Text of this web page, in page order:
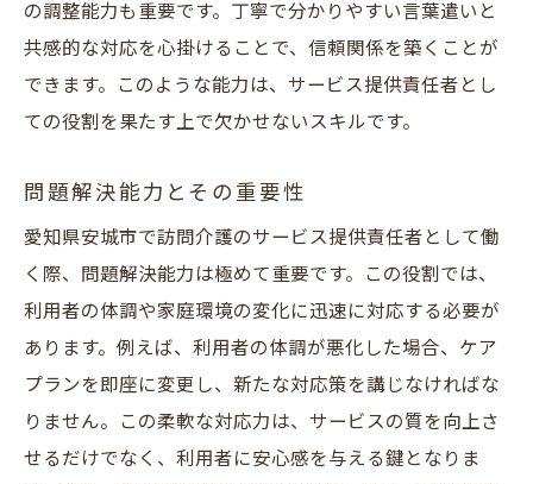
の調整能力も重要です。丁寧で分かりやすい言葉遣いと
共感的な対応を心掛けることで、信頼関係を築くことが
できます。このような能力は、サービス提供責任者とし
ての役割を果たす上で欠かせないスキルです。
問題解決能力とその重要性
愛知県安城市で訪問介護のサービス提供責任者として働
く際、問題解決能力は極めて重要です。この役割では、
利用者の体調や家庭環境の変化に迅速に対応する必要が
あります。例えば、利用者の体調が悪化した場合、ケア
プランを即座に変更し、新たな対応策を講じなければな
りません。この柔軟な対応力は、サービスの質を向上さ
せるだけでなく、利用者に安心感を与える鍵となりま